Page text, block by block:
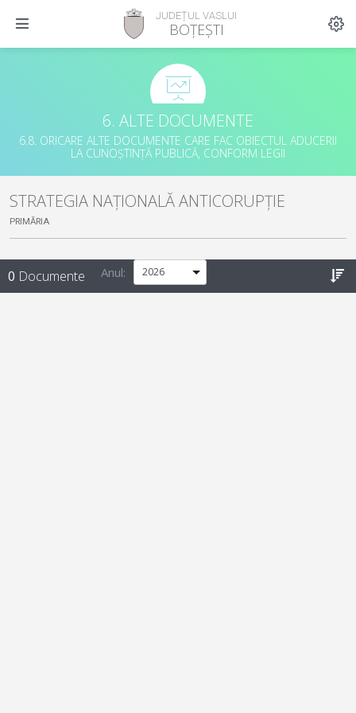
JUDEȚUL VASLUI
BOȚEȘTI
6. ALTE DOCUMENTE
6.8. ORICARE ALTE DOCUMENTE CARE FAC OBIECTUL ADUCERII
LA CUNOȘTINȚĂ PUBLICĂ, CONFORM LEGII
STRATEGIA NAȚIONALĂ ANTICORUPȚIE
PRIMĂRIA
0 Documente Anul: